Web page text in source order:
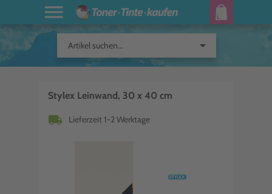
Artikel suchen... arrow_drop_down
Stylex Leinwand, 30 x 40 cm
local_shipping Lieferzeit 1-2 Werktage